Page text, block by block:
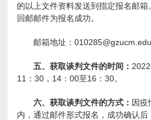
的以上文件资料发送到指定报名邮
回邮邮件为报名成功。
邮箱地址：
五、获取谈判文件的时间：
11：30，14：00至16：30。
六、获取谈判文件的方式： 因疫
内，通过邮件形式报名，成功确认后